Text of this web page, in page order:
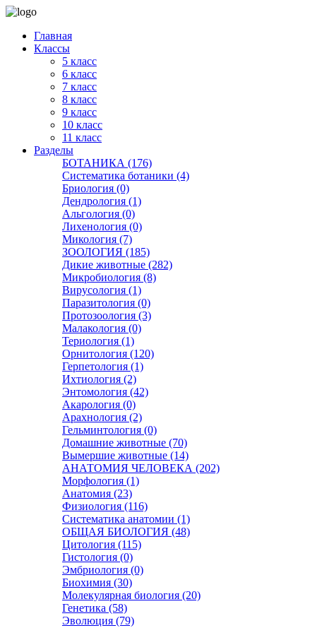
Главная
Классы
5 класс
6 класс
7 класс
8 класс
9 класс
10 класс
11 класс
Разделы
БОТАНИКА (176)
Систематика ботаники (4)
Бриология (0)
Дендрология (1)
Альгология (0)
Лихенология (0)
Микология (7)
ЗООЛОГИЯ (185)
Дикие животные (282)
Микробиология (8)
Вирусология (1)
Паразитология (0)
Протозоология (3)
Малакология (0)
Териология (1)
Орнитология (120)
Герпетология (1)
Ихтиология (2)
Энтомология (42)
Акарология (0)
Арахнология (2)
Гельминтология (0)
Домашние животные (70)
Вымершие животные (14)
АНАТОМИЯ ЧЕЛОВЕКА (202)
Морфология (1)
Анатомия (23)
Физиология (116)
Систематика анатомии (1)
ОБЩАЯ БИОЛОГИЯ (48)
Цитология (115)
Гистология (0)
Эмбриология (0)
Биохимия (30)
Молекулярная биология (20)
Генетика (58)
Эволюция (79)